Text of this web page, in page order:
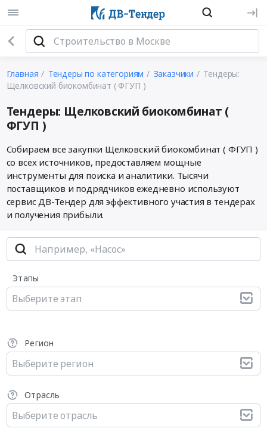
Главная Тендеры по категориям Заказчики
Тендеры:
Щелковский биокомбинат ( ФГУП )
Тендеры: Щелковский биокомбинат (
ФГУП )
Собираем все закупки Щелковский биокомбинат ( ФГУП )
со всех источников, предоставляем мощные
инструменты для поиска и аналитики. Тысячи
поставщиков и подрядчиков ежедневно используют
сервис ДВ-Тендер для эффективного участия в тендерах
и получения прибыли.
Этапы
Выберите этап
Регион
Выберите регион
Отрасль
Выберите отрасль